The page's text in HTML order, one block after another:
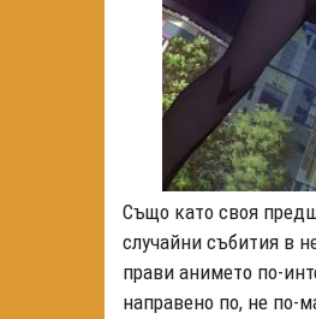
Също като своя
случайни събития в
прави анимето по-
направено по, не по-